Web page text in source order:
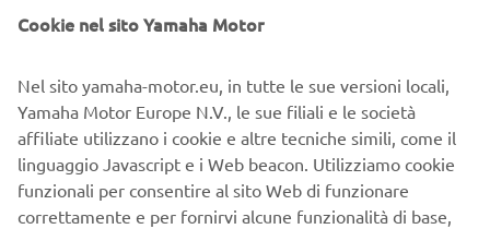
Visitate il nostro sito web per vedere quando ci saranno i
prossimi eventi.
VAI AL CALENDARIO DEGLI EVENTI
Cookie nel sito Yamaha Motor
Nel sito yamaha-motor.eu, in tutte le sue versioni locali,
Yamaha Motor Europe N.V., le sue filiali e le società
affiliate utilizzano i cookie e altre tecniche simili, come il
linguaggio Javascript e i Web beacon. Utilizziamo cookie
funzionali per consentire al sito Web di funzionare
correttamente e per fornirvi alcune funzionalità di base,